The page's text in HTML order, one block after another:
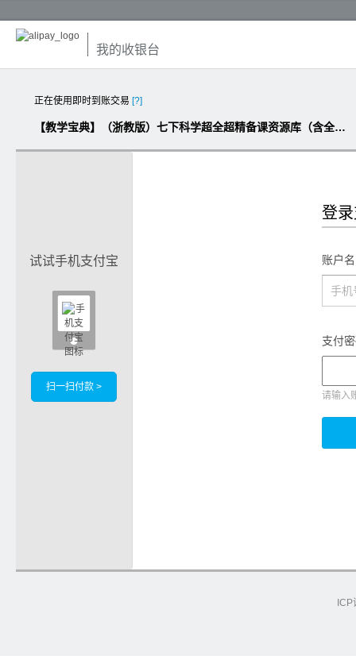
我的收银台
正在使用即时到账交易 [?]
【教学宝典】（浙教版）七下科学超全超精备课资源库（含全套课件、教案、试卷）
试试手机支付宝

扫一扫付款 >
登
账户
支付
请输入